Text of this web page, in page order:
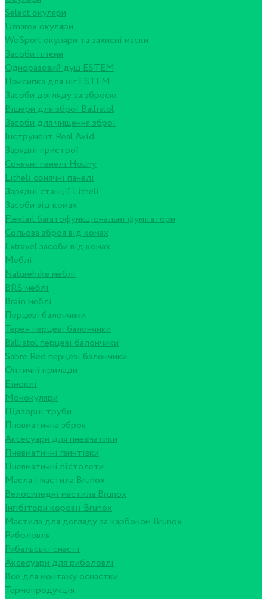
Select окуляри
Umarex окуляри
WoSport окуляри та захисні маски
Засоби гігієни
Одноразовий душ ESTEM
Присипка для ніг ESTEM
Засоби догляду за зброєю
Вішери для зброї Ballistol
Засоби для чищення зброї
Інструмент Real Avid
Зарядні пристрої
Сонячні панелі Houny
Litheli сонячні панелі
Зарядні станції Litheli
Засоби від комах
Flextail багатофункціональні фумігатори
Сольова зброя від комах
Extravel засоби від комах
Меблі
Naturehike меблі
BRS меблі
Brain меблі
Перцеві балончики
Терен перцеві балончики
Ballistol перцеві балончики
Sabre Red перцеві балончики
Оптичні прилади
Біноклі
Монокуляри
Підзорні труби
Пневматична зброя
Аксесуари для пневматики
Пневматичні гвинтівки
Пневматичні пістолети
Масла і мастила Brunox
Велосипедні мастила Brunox
Інгібітори корозії Brunox
Мастила для догляду за карбоном Brunox
Риболовля
Рибальські снасті
Аксесуари для риболовлі
Все для монтажу оснастки
Термопродукція